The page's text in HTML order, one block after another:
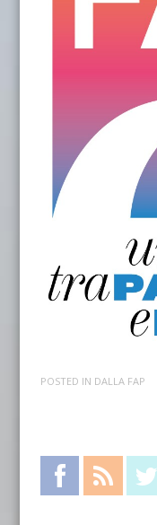
POSTED IN DALLA FAP
Facebook RSS Feed